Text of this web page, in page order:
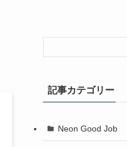
記事カテゴリー
Neon Good Job